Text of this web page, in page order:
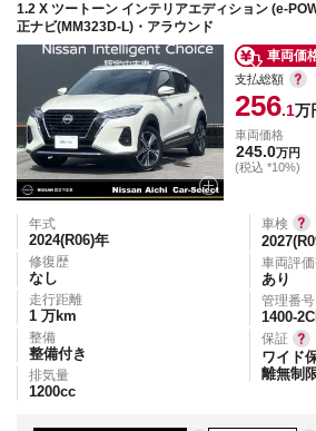
1.2 X ツートーン インテリアエディション (e-
正ナビ(MM323D-L)・アラウンド
車両価
支払総額
256.1万
車両価格
245.0万円
(税込 *10%)
年式
2024(R06)年
修復歴
なし
走行距離
1 万km
整備
整備付き
排気量
1200cc
車検
車両評
あり
管理番号
1400-
保証
ワイド
離無制